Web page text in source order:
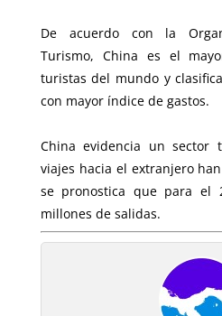
De acuerdo con la
Turismo, China es el
turistas del mundo y
con mayor índice de gastos.
China evidencia un sector
viajes hacia el extranjero
se pronostica que para el
millones de salidas.